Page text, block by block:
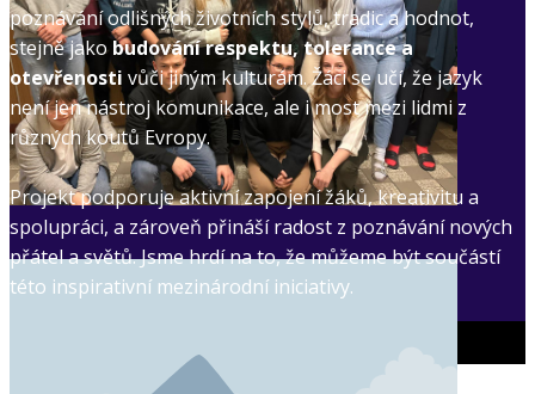
poznávání odlišných životních stylů, tradic a hodnot,
stejně jakobudování respektu, tolerance a
otevřenosti vůči jiným kulturám. Žáci se učí, že jazyk
není jen nástroj komunikace, ale i most mezi lidmi z
různých koutů Evropy.
Projekt podporuje aktivní zapojení žáků, kreativitu a
spolupráci, a zároveň přináší radost z poznávání nových
přátel a světů. Jsme hrdí na to, že můžeme být součástí
této inspirativní mezinárodní iniciativy.